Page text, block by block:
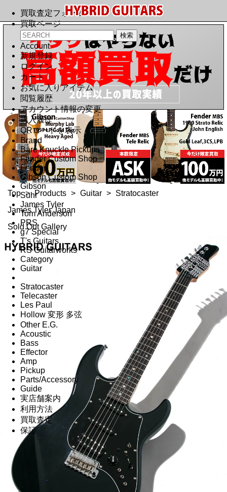
買取査定フォーム
買取ページ
Account
新規登録
ログイン
カート
お気に入りアイテム
閲覧履歴
アカウント情報の変更
購入履歴
QRコードを表示
Brand
Bare Knuckle Pickups
Fender Custom Shop
Fender
Gibson Custom Shop
Gibson
Suhr
James Tyler
Tom Anderson
PRS
g7 Special
T's Guitars
RS Guitarworks
Category
Guitar
Stratocaster
Telecaster
Les Paul
Hollow 変形 多弦
Other E.G.
Acoustic
Bass
Effector
Amp
Pickup
Parts/Accessory
Guide
実店舗案内
利用方法
買取査定
保証
Top > Products > Guitar > Stratocaster
James Tyler Japan
Sold Out Gallery